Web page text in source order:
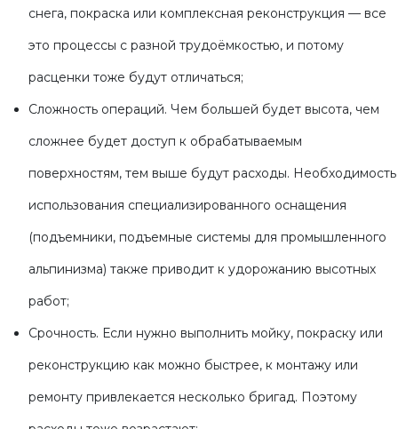
снега, покраска или комплексная реконструкция — все
это процессы с разной трудоёмкостью, и потому
расценки тоже будут отличаться;
Сложность операций. Чем большей будет высота, чем
сложнее будет доступ к обрабатываемым
поверхностям, тем выше будут расходы. Необходимость
использования специализированного оснащения
(подъемники, подъемные системы для промышленного
альпинизма) также приводит к удорожанию высотных
работ;
Срочность. Если нужно выполнить мойку, покраску или
реконструкцию как можно быстрее, к монтажу или
ремонту привлекается несколько бригад. Поэтому